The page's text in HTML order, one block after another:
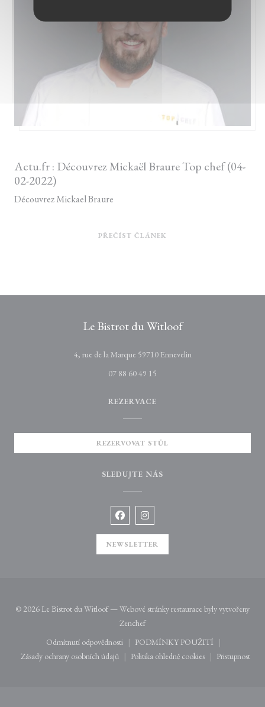
Actu.fr : Découvrez Mickaël Braure Top chef (04-
02-2022)
Découvrez Mickael Braure
PŘEČÍST ČLÁNEK
Le Bistrot du Witloof
4, rue de la Marque 59710 Ennevelin((otevře se v novém
07 88 60 49 15
REZERVACE
REZERVOVAT STŮL
SLEDUJTE NÁS
Facebook ((otevře se v novém okně))
Instagram ((otevře se v novém
NEWSLETTER
© 2026 Le Bistrot du Witloof — Webové stránky restaurace byly vytvořeny
Zenchef((otevře se v novém okně))
Odmítnutí odpovědnosti
((otevře se v novém okně))
PODMÍNKY POUŽITÍ
((otevře se v novém okně))
Zásady ochrany osobních údajů
((otevře se v novém okně))
Politika ohledně cookies
((otevře se v novém okně))
Pristupnost
((otevře